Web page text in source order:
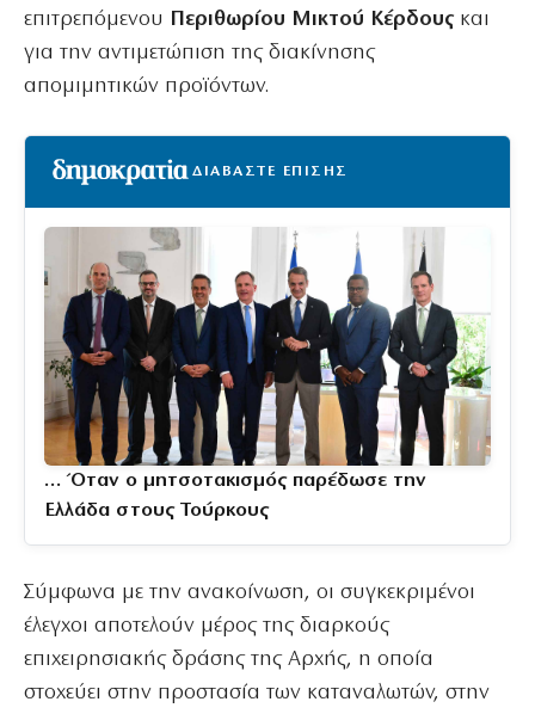
επιτρεπόμενου Περιθωρίου Μικτού Κέρδους και
για την αντιμετώπιση της διακίνησης
απομιμητικών προϊόντων.
ΔΙΑΒΑΣΤΕ ΕΠΙΣΗΣ
… Όταν ο μητσοτακισμός παρέδωσε την
Ελλάδα στους Τούρκους
Σύμφωνα με την ανακοίνωση, οι συγκεκριμένοι
έλεγχοι αποτελούν μέρος της διαρκούς
επιχειρησιακής δράσης της Αρχής, η οποία
στοχεύει στην προστασία των καταναλωτών, στην